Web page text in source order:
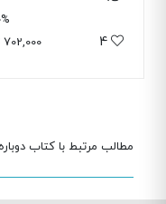
4
702,000
مطالب مرتبط با کتاب